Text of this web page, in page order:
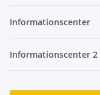
Informationscenter
Informationscenter 2